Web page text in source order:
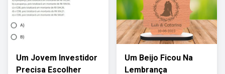
Um Jovem Investidor
Precisa Escolher
Um Beijo Ficou Na
Lembrança